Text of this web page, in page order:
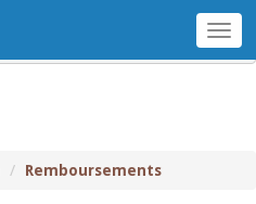
Remboursements